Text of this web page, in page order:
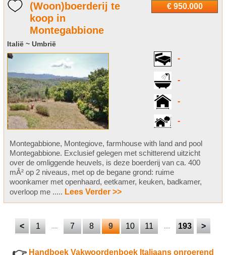
€ 950.000
(Woon)boerderij te
koop in
Montegabbione
Italië ~ Umbrië
-
-
-
-
Montegabbione, Montegiove, farmhouse with land and pool
Montegabbione. Exclusief gelegen met schitterend uitzicht
over de omliggende heuvels, is deze boerderij van ca. 400
mÂ² op 2 niveaus, met op de begane grond: ruime
woonkamer met openhaard, eetkamer, keuken, badkamer,
overloop me ..... Lees Verder >>
< 1 .... 7 8 9 10 11 .... 193 >
Handboek Vakwoordenboek Italiaans onroerend